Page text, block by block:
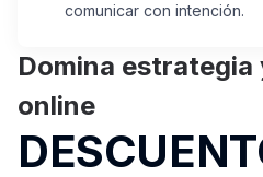
comunicar con intención.
Domina estrategia
online